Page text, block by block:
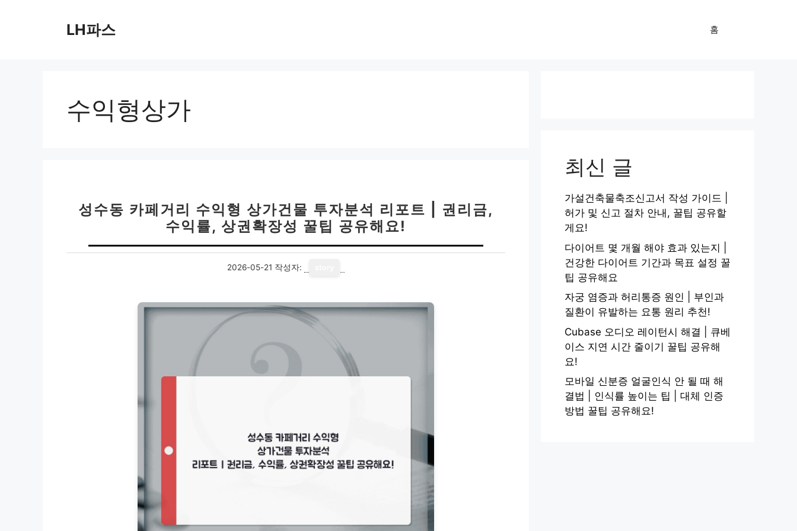
LH파스 홈
수익형상가
성수동 카페거리 수익형 상가건물 투자분석 리포트 | 권리금,
수익률, 상권확장성 꿀팁 공유해요!
2026-05-21 작성자:
최신 글
가설건축물축조신고서 작성 가이드 |
허가 및 신고 절차 안내, 꿀팁 공유할
게요!
다이어트 몇 개월 해야 효과 있는지 |
건강한 다이어트 기간과 목표 설정 꿀
팁 공유해요
자궁 염증과 허리통증 원인 | 부인과
질환이 유발하는 요통 원리 추천!
Cubase 오디오 레이턴시 해결 | 큐베
이스 지연 시간 줄이기 꿀팁 공유해
요!
모바일 신분증 얼굴인식 안 될 때 해
결법 | 인식률 높이는 팁 | 대체 인증
방법 꿀팁 공유해요!